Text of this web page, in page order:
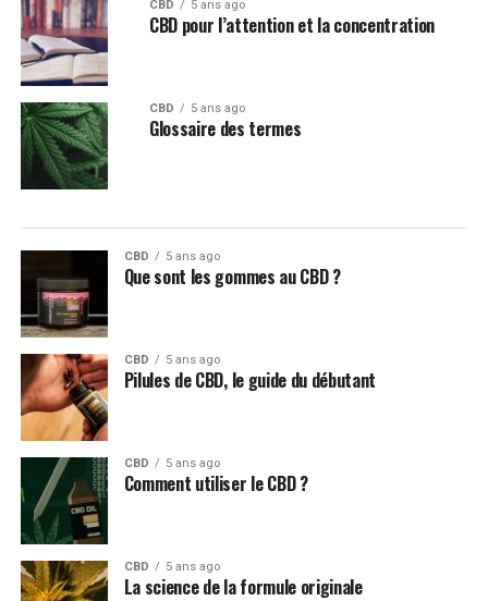
CBD 5 ans ago
CBD pour l’attention et la concentration
CBD 5 ans ago
Glossaire des termes
CBD 5 ans ago
Que sont les gommes au CBD ?
CBD 5 ans ago
Pilules de CBD, le guide du débutant
CBD 5 ans ago
Comment utiliser le CBD ?
CBD 5 ans ago
La science de la formule originale